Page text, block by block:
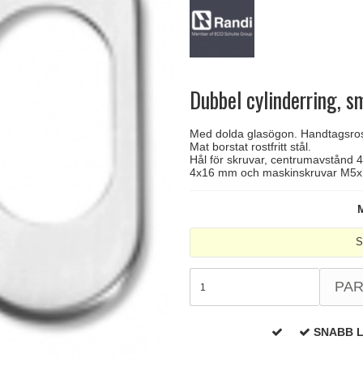
Lama dörrhandtag - Gio Ponti
HatthyllorValli & Valli dörrhandtag
Dubbel cylinderring,
Med dolda glasögon.
Mat borstat rostfritt stål.
Hål för skruvar, centrumavstånd
4x16 mm och maskinskruvar
PAR
SNABB